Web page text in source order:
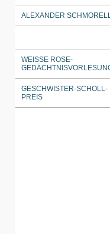
ALEXANDER
WEISSE ROSE-G
EDÄCHTNISVORLESUNG
GESCHWISTER-SCHOLL-
PREIS